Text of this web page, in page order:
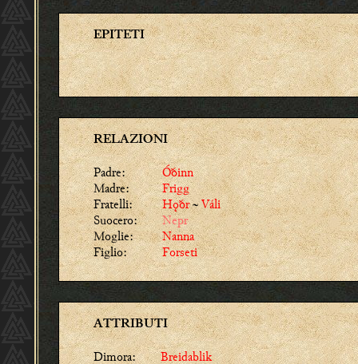
EPITETI
RELAZIONI
Padre:
Madre:
Fratelli:
Suocero:
Moglie:
Figlio:
Óðinn
Frigg
Hǫðr~Váli
Nepr
Nanna
Forseti
ATTRIBUTI
Dimora:
Breidablik